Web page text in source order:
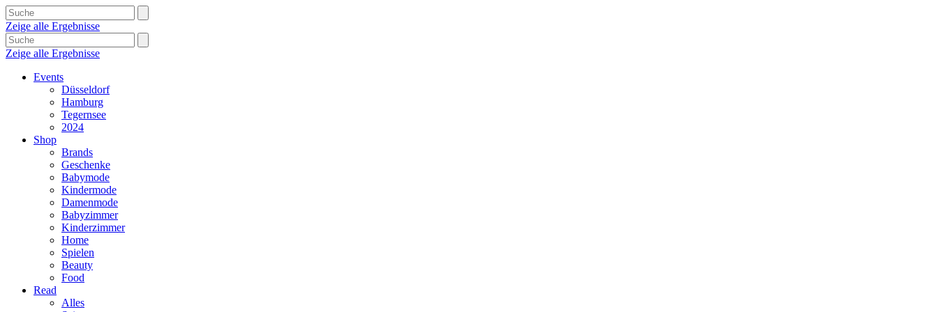
Zeige alle Ergebnisse
Zeige alle Ergebnisse
Events
Düsseldorf
Hamburg
Tegernsee
2024
Shop
Brands
Geschenke
Babymode
Kindermode
Damenmode
Babyzimmer
Kinderzimmer
Home
Spielen
Beauty
Food
Read
Alles